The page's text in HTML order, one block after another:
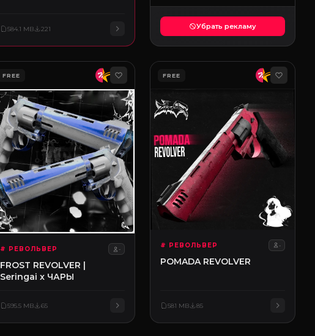
584.1 MB 221 Убрать рекламу
FREE
# РЕВОЛЬВЕР -
FROST REVOLVER |
Seringai x ЧАРЫ
595.5 MB 65
FREE
# РЕВОЛЬВЕР -
POMADA REVOLVER
581 MB 85